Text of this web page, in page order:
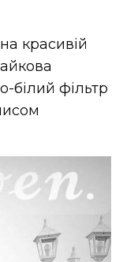
красивій
білий фільтр